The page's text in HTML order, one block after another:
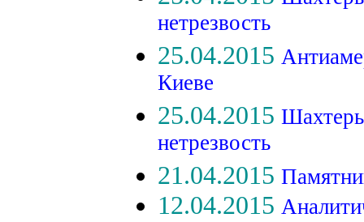
нетрезвость
25.04.2015
Киеве
25.04.2015
нетрезвость
21.04.2015
12.04.2015